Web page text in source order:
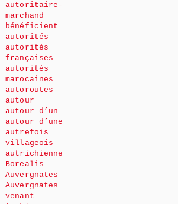
autoritaire-
marchand
bénéficient
autorités
autorités
françaises
autorités
marocaines
autoroutes
autour
autour d’un
autour d’une
autrefois
villageois
autrichienne
Borealis
Auvergnates
Auvergnates
venant